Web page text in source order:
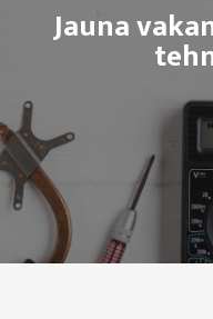
Jauna